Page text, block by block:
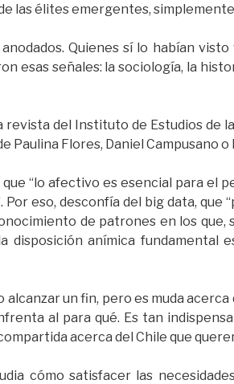
las élites emergentes,
Quienes sí lo habían
esas señales: la sociología, la
revista del Instituto de Estudios de
Paulina Flores, Daniel Campusano
“lo afectivo es esencial para el
Por eso, desconfía del big data,
de patrones en los que,
disposición anímica
un fin, pero es muda
al para qué. Es tan
acerca del Chile que
cómo satisfacer las